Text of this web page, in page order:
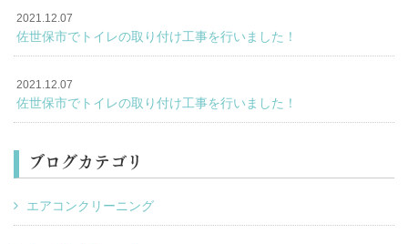
2021.12.07
佐世保市でトイレの取り付け工事を行いました！
2021.12.07
佐世保市でトイレの取り付け工事を行いました！
ブログカテゴリ
エアコンクリーニング